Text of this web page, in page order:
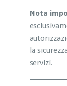
Nota
la
servizi.